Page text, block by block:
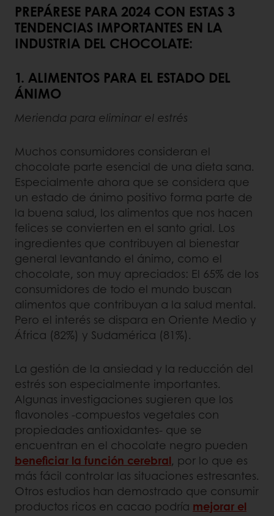
PREPÁRESE PARA 2024 CON ESTAS 3
TENDENCIAS IMPORTANTES EN LA
INDUSTRIA DEL CHOCOLATE:
1. ALIMENTOS PARA EL ESTADO DEL
ÁNIMO
Merienda para eliminar el estrés
Muchos consumidores consideran el
chocolate parte esencial de una dieta sana.
Especialmente ahora que se considera que
un estado de ánimo positivo forma parte de
la buena salud, los alimentos que nos hacen
felices se convierten en el santo grial. Los
ingredientes que contribuyen al bienestar
general levantando el ánimo, como el
chocolate, son muy apreciados: El 65% de los
consumidores de todo el mundo buscan
alimentos que contribuyan a la salud mental.
Pero el interés se dispara en Oriente Medio y
África (82%) y Sudamérica (81%).
La gestión de la ansiedad y la reducción del
estrés son especialmente importantes.
Algunas investigaciones sugieren que los
flavonoles -compuestos vegetales con
propiedades antioxidantes- que se
encuentran en el chocolate negro pueden
beneficiar la función cerebral, por lo que es
más fácil controlar las situaciones estresantes.
Otros estudios han demostrado que consumir
productos ricos en cacao podría mejorar el